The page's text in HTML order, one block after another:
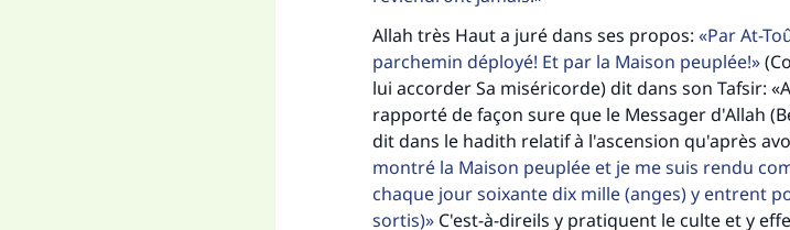
Allah très Haut a juré dans ses propos:
Par At-
parchemin déployé! Et par la Maison peuplée!
lui accorder Sa miséricorde) dit dans son Tafsir:
rapporté de façon sure que le Messager d'Allah
dit dans le hadith relatif à l'ascension qu'après
montré la Maison peuplée et je me suis rendu
chaque jour soixante dix mille (anges) y entrent
sortis) C'est-à-direils y pratiquent le culte et y